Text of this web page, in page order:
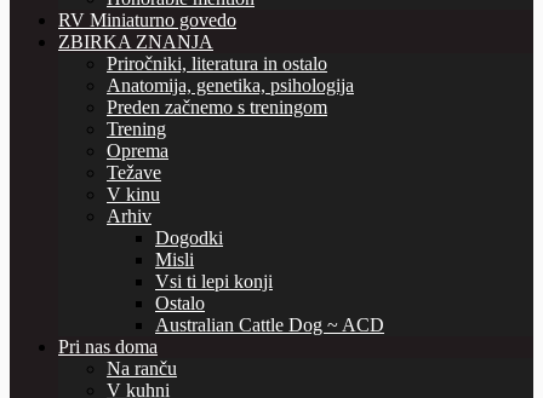
RV Miniaturno govedo
ZBIRKA ZNANJA
Priročniki, literatura in ostalo
Anatomija, genetika, psihologija
Preden začnemo s treningom
Trening
Oprema
Težave
V kinu
Arhiv
Dogodki
Misli
Vsi ti lepi konji
Ostalo
Australian Cattle Dog ~ ACD
Pri nas doma
Na ranču
V kuhni